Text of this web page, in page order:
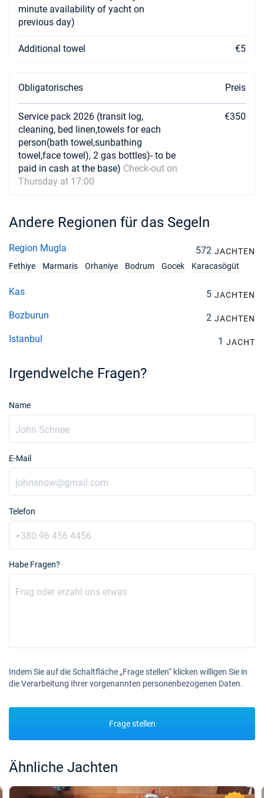
minute availability of yacht on
previous day)
Additional towel €5
Obligatorisches Preis
Service pack 2026 (transit log,
cleaning, bed linen,towels for each
person(bath towel,sunbathing
towel,face towel), 2 gas bottles)- to be
paid in cash at the base) Check-out on
Thursday at 17:00
€350
Andere Regionen für das Segeln
Region Mugla 572 JACHTEN
Fethiye
Marmaris Orhaniye Bodrum Gocek Karacasögüt
Kas 5 JACHTEN
Bozburun 2 JACHTEN
Istanbul 1 JACHT
Irgendwelche Fragen?
Name
E-Mail
Telefon
Habe Fragen?
Indem Sie auf die Schaltfläche „Frage stellen“ klicken willigen Sie in
die Verarbeitung Ihrer vorgenannten personenbezogenen Daten.
Frage stellen
Ähnliche Jachten